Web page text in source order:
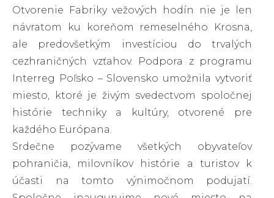
Otvorenie Fabriky vežových hodín nie je len
návratom ku koreňom remeselného Krosna,
ale predovšetkým investíciou do trvalých
cezhraničných vzťahov. Podpora z programu
Interreg Poľsko – Slovensko umožnila vytvoriť
miesto, ktoré je živým svedectvom spoločnej
histórie techniky a kultúry, otvorené pre
každého Európana.
Srdečne pozývame všetkých obyvateľov
pohraničia, milovníkov histórie a turistov k
účasti na tomto výnimočnom podujatí.